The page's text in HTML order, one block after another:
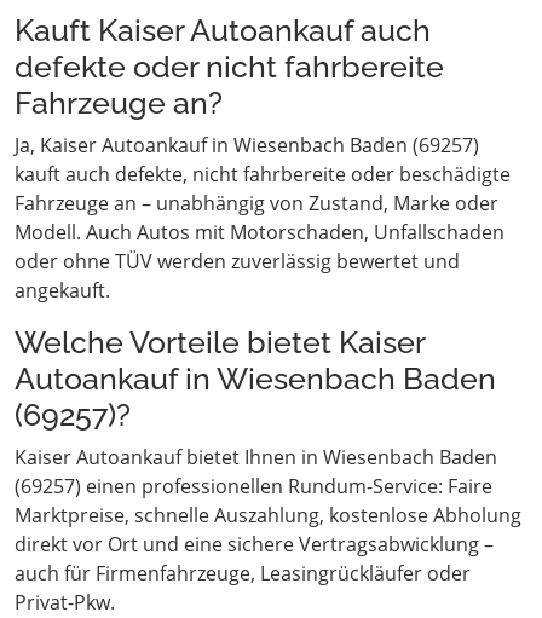
Kauft Kaiser Autoankauf auch
defekte oder nicht fahrbereite
Fahrzeuge an?
Ja, Kaiser Autoankauf in Wiesenbach Baden (69257)
kauft auch defekte, nicht fahrbereite oder beschädigte
Fahrzeuge an – unabhängig von Zustand, Marke oder
Modell. Auch Autos mit Motorschaden, Unfallschaden
oder ohne TÜV werden zuverlässig bewertet und
angekauft.
Welche Vorteile bietet Kaiser
Autoankauf in Wiesenbach Baden
(69257)?
Kaiser Autoankauf bietet Ihnen in Wiesenbach Baden
(69257) einen professionellen Rundum-Service: Faire
Marktpreise, schnelle Auszahlung, kostenlose Abholung
direkt vor Ort und eine sichere Vertragsabwicklung –
auch für Firmenfahrzeuge, Leasingrückläufer oder
Privat-Pkw.